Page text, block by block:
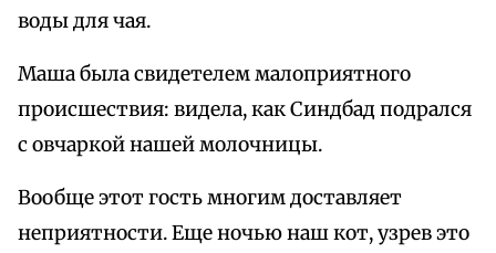
воды для чая.
Маша была свидетелем малоприятного
происшествия: видела, как Синдбад подрался
с овчаркой нашей молочницы.
Вообще этот гость многим доставляет
неприятности. Еще ночью наш кот, узрев это